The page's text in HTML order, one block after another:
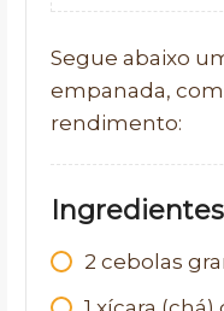
Segue abaixo
empanada,
rendimento:
Ingredientes
2 cebolas